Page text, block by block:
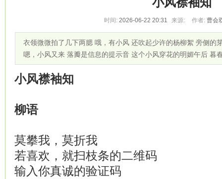
时间: 2026-06-22 20:31 来源: 作者: 曹会
衣领微微拍了几下两腮 哦，有小风 还吹起少许的杨柳絮 旁侧的
嗯，小风又来 落瓣是信息的提示音 这个小风穿花的明媚午后 暮
小风襟袖知
柳语
莫攀我，莫折我
若喜欢，就扫枝条的二维码
输入你真诚的验证码